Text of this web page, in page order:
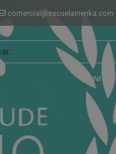
comercial@escuelainenka.com
INICIO